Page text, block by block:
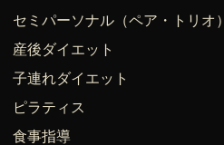
セミパーソナル（ペア・トリオ）
産後ダイエット
子連れダイエット
ピラティス
食事指導